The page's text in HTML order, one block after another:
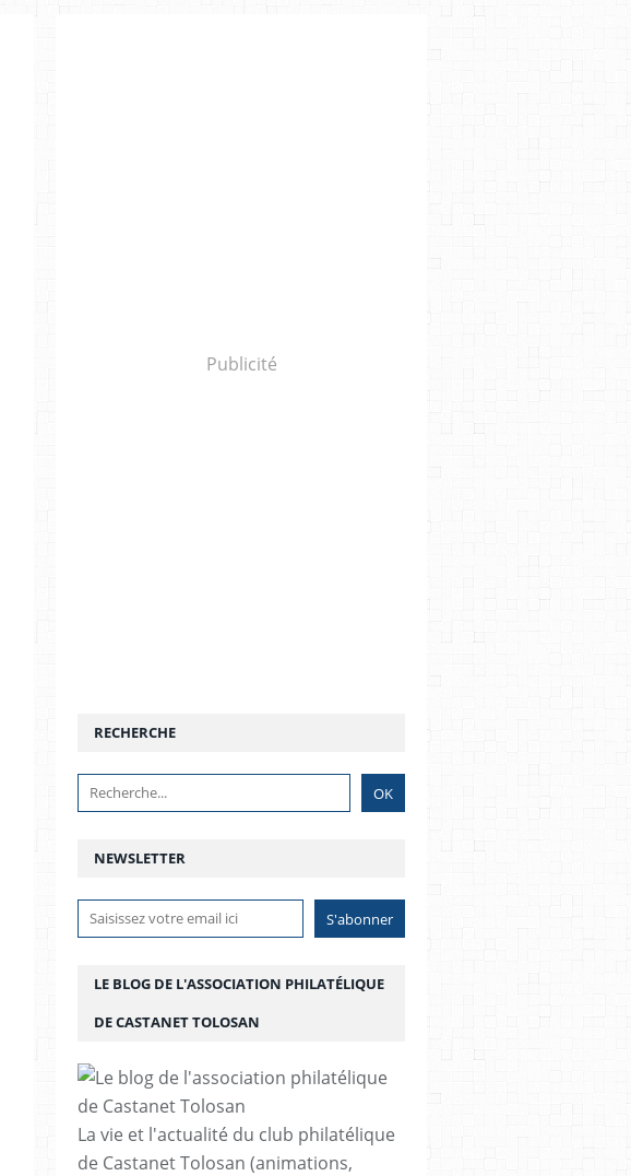
Publicité
NEWSLETTER
RECHERCHE
LE BLOG DE L'ASSOCIATION PHILATÉLIQUE
DE CASTANET TOLOSAN
La vie et l'actualité du club philatélique
de Castanet Tolosan (animations,